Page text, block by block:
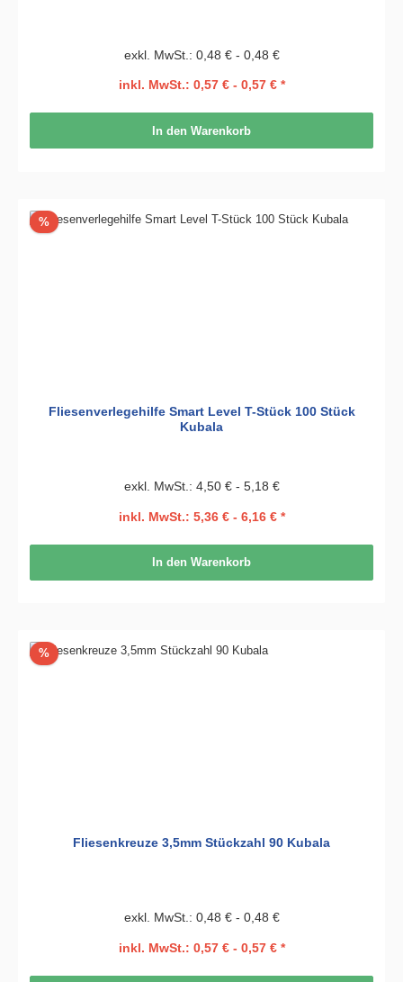
exkl. MwSt.: 0,48 € - 0,48 €
inkl. MwSt.: 0,57 € - 0,57 € *
In den Warenkorb
%Rabatt
Fliesenverlegehilfe Smart Level T-Stück 100 Stück
Kubala
exkl. MwSt.: 4,50 € - 5,18 €
inkl. MwSt.: 5,36 € - 6,16 € *
In den Warenkorb
%Rabatt
Fliesenkreuze 3,5mm Stückzahl 90 Kubala
exkl. MwSt.: 0,48 € - 0,48 €
inkl. MwSt.: 0,57 € - 0,57 € *